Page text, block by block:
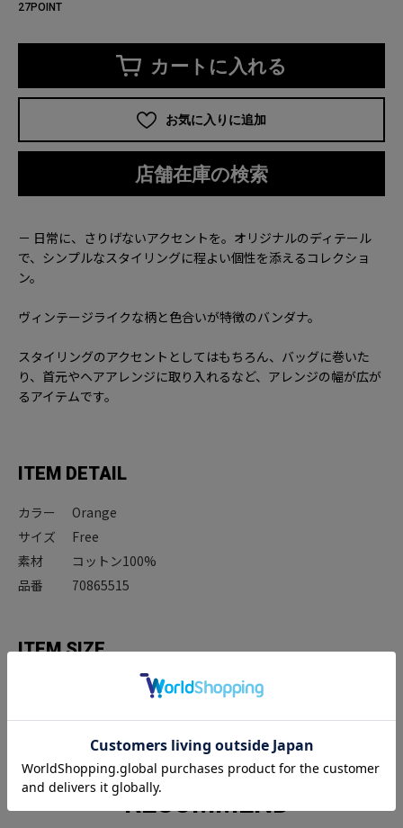
27POINT
カートに入れる
お気に入りに追加
店舗在庫の検索
－ 日常に、さりげないアクセントを。オリジナルのディテール
で、シンプルなスタイリングに程よい個性を添えるコレクショ
ン。
ヴィンテージライクな柄と色合いが特徴のバンダナ。
スタイリングのアクセントとしてはもちろん、バッグに巻いた
り、首元やヘアアレンジに取り入れるなど、アレンジの幅が広が
るアイテムです。
ITEM DETAIL
カラー
Orange
サイズ
Free
素材
コットン100%
品番
70865515
ITEM SIZE
サイズ
RECOMMEND